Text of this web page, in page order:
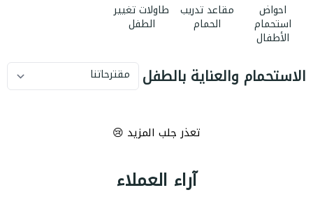
احواض
استحمام
الأطفال
مقاعد تدريب
الحمام
طاولات تغيير
الطفل
الاستحمام والعناية بالطفل
تعذر جلب المزيد 😢
آراء العملاء